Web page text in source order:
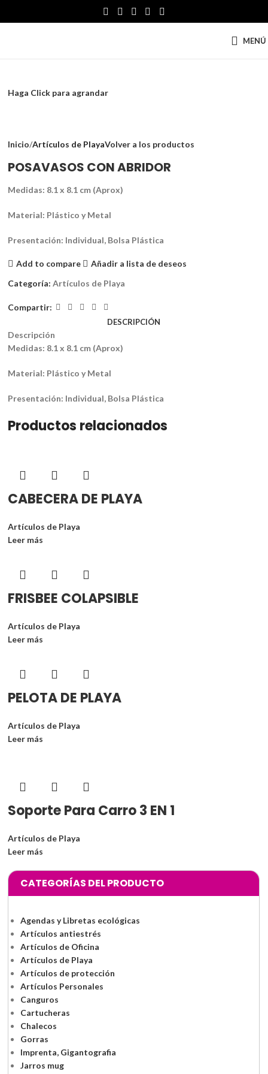
MENÚ
CATEGORÍAS DEL PRODUCTO
Agendas y Libretas ecológicas
Artículos antiestrés
Artículos de Oficina
Artículos de Playa
Artículos de protección
Artículos Personales
Canguros
Cartucheras
Chalecos
Gorras
Imprenta, Gigantografia
Jarros mug
Haga Click para agrandar
Inicio Artículos de PlayaVolver a los productos
POSAVASOS CON ABRIDOR
Medidas: 8.1 x 8.1 cm (Aprox)
Material: Plástico y Metal
Presentación: Individual, Bolsa Plástica
Add to compare
Añadir a lista de deseos
Categoría: Artículos de Playa
Compartir:
DESCRIPCIÓN
Descripción
Medidas: 8.1 x 8.1 cm (Aprox)
Material: Plástico y Metal
Presentación: Individual, Bolsa Plástica
Productos relacionados
CABECERA DE PLAYA
Artículos de Playa
Leer más
FRISBEE COLAPSIBLE
Artículos de Playa
Leer más
PELOTA DE PLAYA
Artículos de Playa
Leer más
Soporte Para Carro 3 EN 1
Artículos de Playa
Leer más